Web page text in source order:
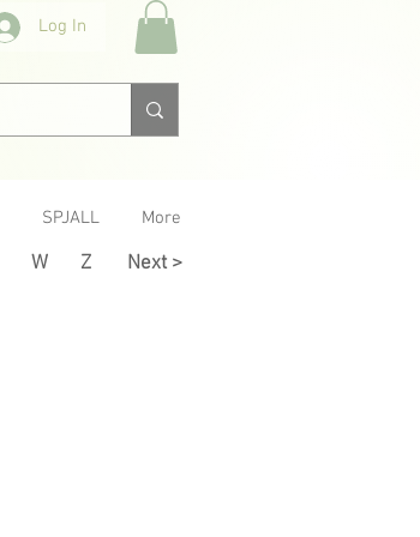
Log In
SPJALL More
Next >
W Z